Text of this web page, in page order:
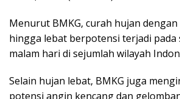
Menurut BMKG, curah hujan
hingga lebat berpotensi terjadi pada
malam hari di sejumlah wilayah
Selain hujan lebat, BMKG juga
potensi angin kencang dan